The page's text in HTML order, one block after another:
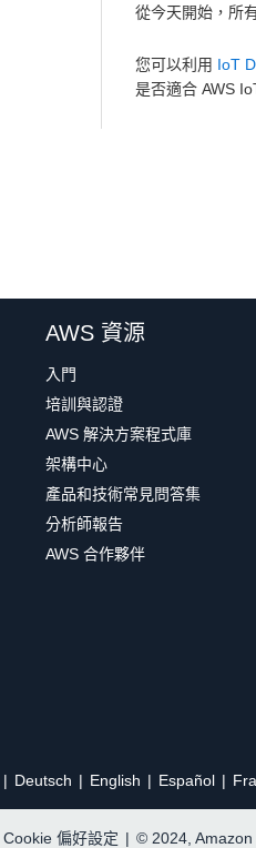
從今天開始，所
您可以利用 IoT
是否適合 AWS
AWS 資源
入門
培訓與認證
AWS 解決方案程式庫
架構中心
產品和技術常見問答集
分析師報告
AWS 合作夥伴
Deutsch English Español
Cookie 偏好設定 | © 2024, Amazon